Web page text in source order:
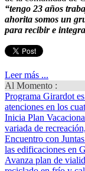
“tengo 23 años
ahorita somos un
para recibir e
Leer más ...
Al Momento :
Programa Girardot
atenciones en los
Inicia Plan
variada de
Encuentro con
las edificaciones en
Avanza plan de